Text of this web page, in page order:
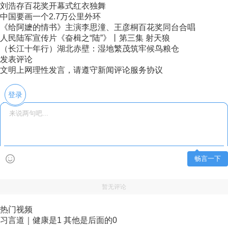
刘浩存百花奖开幕式红衣独舞
中国要画一个2.7万公里外环
《给阿嬷的情书》主演李思潼、王彦桐百花奖同台合唱
人民陆军宣传片《奋楫之“陆”》丨第三集 射天狼
（长江十年行）湖北赤壁：湿地繁茂筑牢候鸟粮仓
发表评论
文明上网理性发言，请遵守新闻评论服务协议
登录
畅言一下
暂无评论
热门视频
习言道｜健康是1 其他是后面的0